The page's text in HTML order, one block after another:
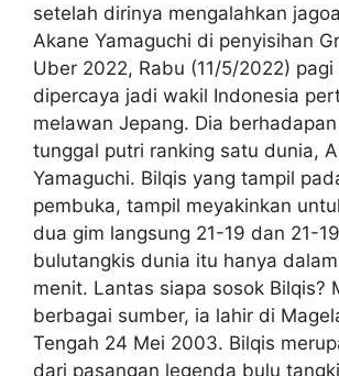
setelah dirinya mengalahkan
Akane Yamaguchi di penyisihan
Uber 2022, Rabu (11/5/2022) pagi
dipercaya jadi wakil Indonesia
melawan Jepang. Dia
tunggal putri ranking satu dunia,
Yamaguchi. Bilqis yang tampil
pembuka, tampil meyakinkan
dua gim langsung 21-19 dan 21-
bulutangkis dunia itu hanya
menit. Lantas siapa sosok Bilqis?
berbagai sumber, ia lahir di
Tengah 24 Mei 2003. Bilqis
dari pasangan legenda bulu